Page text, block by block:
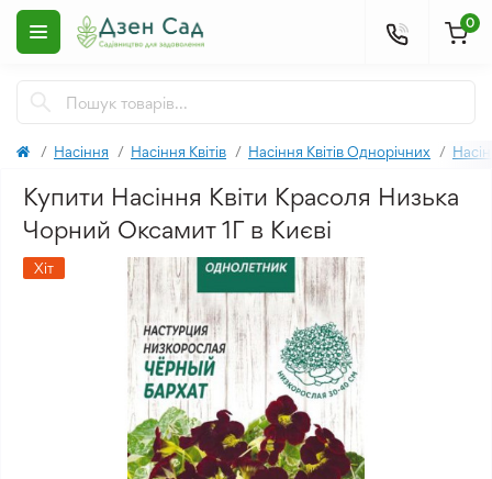
0
Насіння Насіння Квітів Насіння Квітів Однорічних
Купити Насіння Квіти Красоля Низька
Чорний Оксамит 1Г в Києві
Хіт